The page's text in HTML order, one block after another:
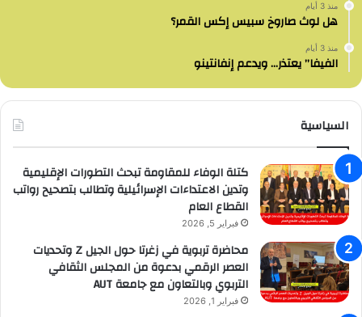
منذ 3 أيام
هل لوث صاروخ سبيس إكس القمر؟
منذ 3 أيام
الفيفا” يعتذر… ويدعم إنفانتينو
السياسية
كتلة الوفاء للمقاومة تبحث التطورات الإقليمية
وتدين الاعتداءات الإسرائيلية وتطالب بتصحيح رواتب
القطاع العام
فبراير 5, 2026
محاضرة تربوية في زغرتا حول الجيل Z وتحديات
العصر الرقمي بدعوة من المجلس الثقافي
التربوي وبالتعاون مع جامعة AUT
فبراير 1, 2026